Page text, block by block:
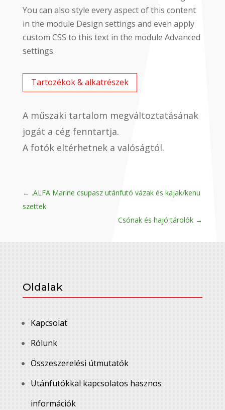
You can also style every aspect of this content
in the module Design settings and even apply
custom CSS to this text in the module Advanced
settings.
Tartozékok & alkatrészek
A műszaki tartalom megváltoztatásának
jogát a cég fenntartja.
A fotók eltérhetnek a valóságtól.
← .ALFA Marine csupasz utánfutó vázak és kajak/kenu
szettek
Csónak és hajó tárolók →
Oldalak
Kapcsolat
Rólunk
Összeszerelési útmutatók
Utánfutókkal kapcsolatos hasznos
információk